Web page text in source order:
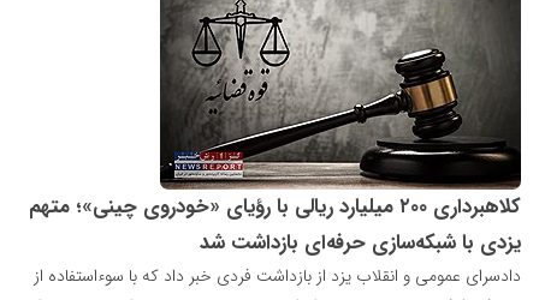
کلاهبرداری ۲۰۰ میلیارد ریالی با رؤیای «خودروی چینی»؛ متهم
یزدی با شبکه‌سازی حرفه‌ای بازداشت شد
دادسرای عمومی و انقلاب یزد از بازداشت فردی خبر داد که با سوءاستفاده از